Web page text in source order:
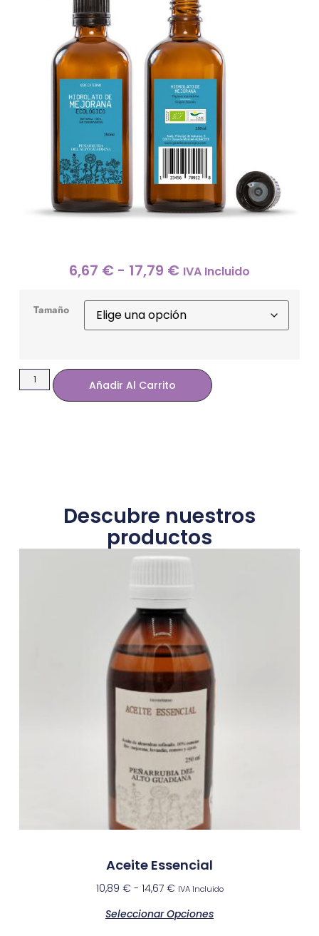
6,67 € - 17,79 € IVA Incluido
Tamaño
Añadir Al Carrito
Descubre nuestros
productos
Aceite Essencial
10,89 € - 14,67 € IVA Incluido
Seleccionar Opciones